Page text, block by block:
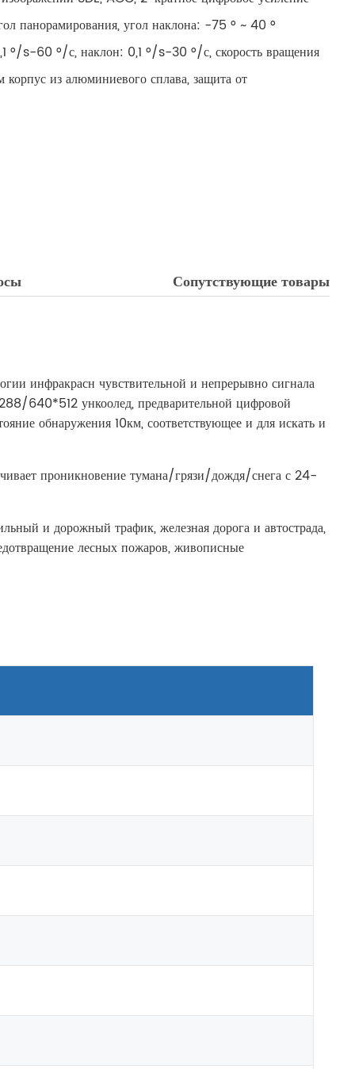
панорамирования, угол наклона: -75 ° ~ 40 °
°/s-60 °/с, наклон: 0,1 °/s-30 °/с, скорость вращения
из алюминиевого сплава, защита от
Сопутствующие товары
инфракрасн чувствительной и непрерывно сигнала
640*512 ункоолед, предварительной цифровой
обнаружения 10км, соответствующее и для искать и
проникновение тумана/грязи/дождя/снега с 24-
и дорожный трафик, железная дорога и автострада,
лесных пожаров, живописные